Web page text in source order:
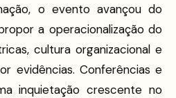
o evento avançou do
a operacionalização do
cultura organizacional e
evidências. Conferências e
inquietação crescente no